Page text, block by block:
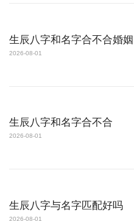
生辰八字和名字合不合婚姻
2026-08-01
生辰八字和名字合不合
2026-08-01
生辰八字与名字匹配好吗
2026-08-01